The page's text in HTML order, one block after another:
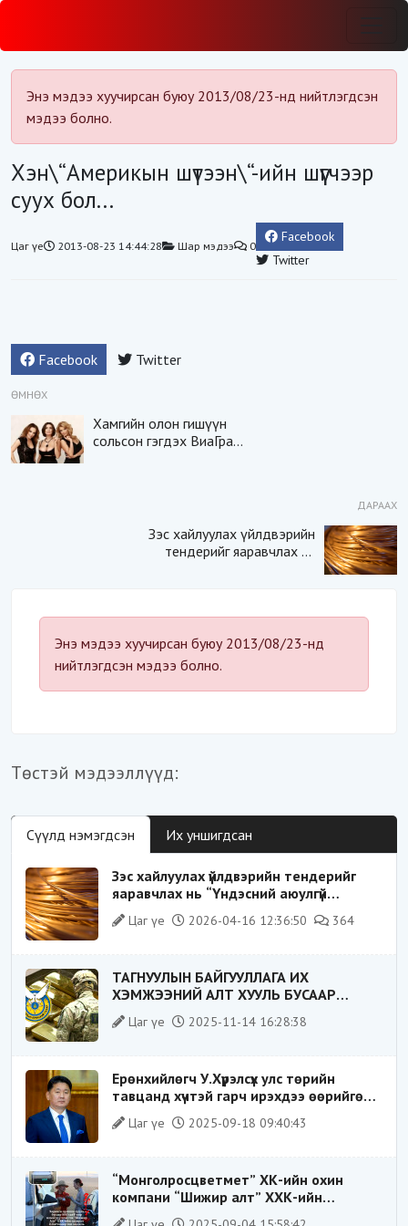
Энэ мэдээ хуучирсан буюу 2013/08/23-нд нийтлэгдсэн
мэдээ болно.
Хэн\“Америкын шүтээн\“-ийн шүүгчээр
суух бол...
Цаг үе 2013-08-23 14:44:28 Шар мэдээ 0
Facebook
Twitter
Facebook Twitter
ӨМНӨХ
Хамгийн олон гишүүн
сольсон гэгдэх ВиаГра
ДАРААХ
Зэс хайлуулах үйлдвэрийн
тендерийг яаравчлах нь
Энэ мэдээ хуучирсан буюу 2013/08/23-нд
нийтлэгдсэн мэдээ болно.
Төстэй мэдээллүүд:
Сүүлд нэмэгдсэн Их уншигдсан
Зэс хайлуулах үйлдвэрийн тендерийг
яаравчлах нь “Үндэсний аюулгүй
байдал“-д эрсдэлтэй юу?
Цаг үе 2026-04-16 12:36:50 364
ТАГНУУЛЫН БАЙГУУЛЛАГА ИХ
ХЭМЖЭЭНИЙ АЛТ ХУУЛЬ БУСААР
ХИЛЭЭР ГАРГАХ ГЭЖ БАЙСАН
ҮЙЛДЛИЙГ ТАСЛАН ЗОГСООЛОО
Цаг үе 2025-11-14 16:28:38
Ерөнхийлөгч У.Хүрэлсүх улс төрийн
тавцанд хүчтэй гарч ирэхдээ өөрийгөө
шударга ёсны төлөө тэмцэгч, “хуучин
тогтолцооны хонгилыг нураагч” гэсэн
Цаг үе 2025-09-18 09:40:43
“Монголросцветмет” ХК-ийн охин
компани “Шижир алт” ХХК-ийн
Гүйцэтгэх захирлаар ажиллаж байсан